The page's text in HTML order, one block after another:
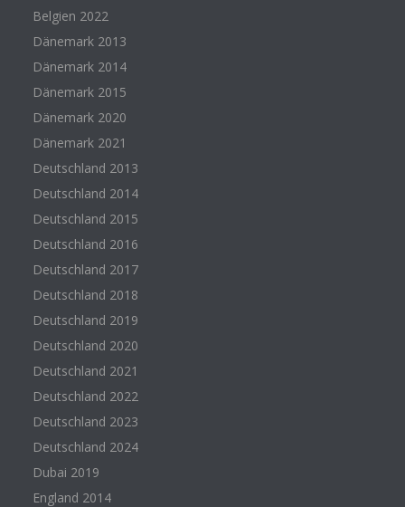
Belgien 2022
Dänemark 2013
Dänemark 2014
Dänemark 2015
Dänemark 2020
Dänemark 2021
Deutschland 2013
Deutschland 2014
Deutschland 2015
Deutschland 2016
Deutschland 2017
Deutschland 2018
Deutschland 2019
Deutschland 2020
Deutschland 2021
Deutschland 2022
Deutschland 2023
Deutschland 2024
Dubai 2019
England 2014